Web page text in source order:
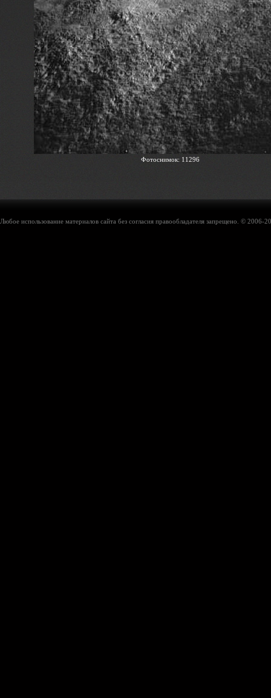
Фотоснимок: 11296
Любое использование материалов сайта без согласия правообладателя запрещено. ©